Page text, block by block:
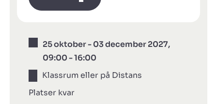
25 oktober - 03 december 2027,
09:00 - 16:00
Klassrum eller på Distans
Platser kvar